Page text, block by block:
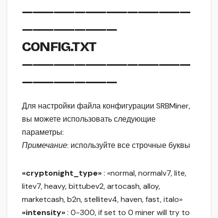
————————————————
—————————
CONFIG.TXT
————————————————
—————————
Для настройки файла конфигурации SRBMiner,
вы можете использовать следующие
параметры:
Примечание: используйте все строчные буквы
«cryptonight_type»: «normal, normalv7, lite,
litev7, heavy, bittubev2, artocash, alloy,
marketcash, b2n, stellitev4, haven, fast, italo»
«intensity»: 0-300, if set to 0 miner will try to